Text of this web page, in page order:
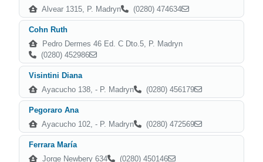
Alvear 1315, P. Madryn
(0280) 474634
Cohn Ruth
Pedro Dermes 46 Ed. C Dto.5, P. Madryn
(0280) 452986
Visintini Diana
Ayacucho 138, - P. Madryn
(0280) 456179
Pegoraro Ana
Ayacucho 102, - P. Madryn
(0280) 472569
Ferrara María
Jorge Newbery 634
(0280) 450146